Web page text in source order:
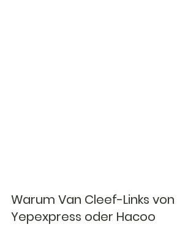
Warum Van Cleef-Links von
Yepexpress oder Hacoo